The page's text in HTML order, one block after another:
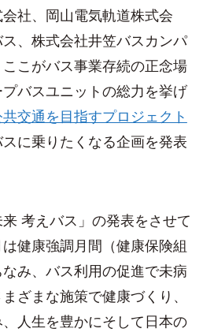
社、岡山電気軌道株式会
、株式会社井笠バスカンパ
こがバス事業存続の正念場
バスユニットの総力を挙げ
交通を目指すプロジェクト
に乗りたくなる企画を発表
考えバス」の発表をさせて
健康強調月間（健康保険組
み、バス利用の促進で未病
ざまな施策で健康づくり、
人生を豊かにそして日本の